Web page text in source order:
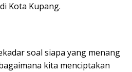
Kota Kupang.
soal siapa yang menang
kita menciptakan